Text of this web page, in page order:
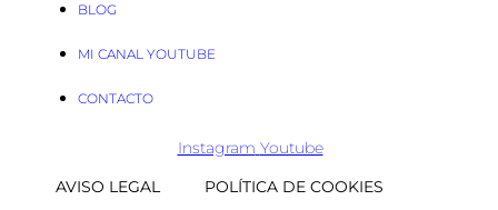
BLOG
MI CANAL YOUTUBE
CONTACTO
Instagram Youtube
AVISO LEGAL
POLÍTICA DE COOKIES